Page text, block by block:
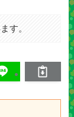
す。